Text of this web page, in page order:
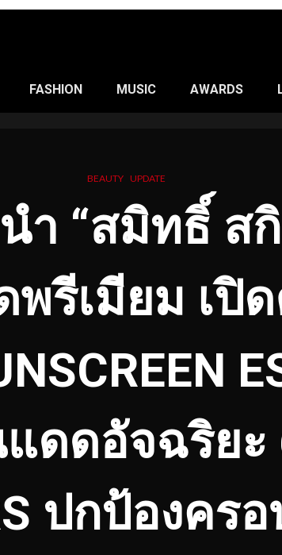
FASHION MUSIC AWARDS
BEAUTY UPDATE
ำ “สมิทธิ์ ส
รีเมียม เปิด
ดดอัจฉริยะ
ปกป้องคร